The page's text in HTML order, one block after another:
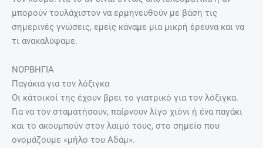
μπορούν τουλάχιστον να ερμηνευθούν με βάση τις
σημερινές γνώσεις, εμείς κάναμε μια μικρή έρευνα και να
τι ανακαλύψαμε.
ΝΟΡΒΗΓΙΑ
Παγάκια για τον λόξιγκα
Οι κάτοικοί της έχουν βρει το γιατρικό για τον λόξιγκα.
Για να τον σταματήσουν, παίρνουν λίγο χιόνι ή ένα παγάκι
και το ακουμπούν στον λαιμό τους, στο σημείο που
ονομάζουμε «μήλο του Αδάμ».